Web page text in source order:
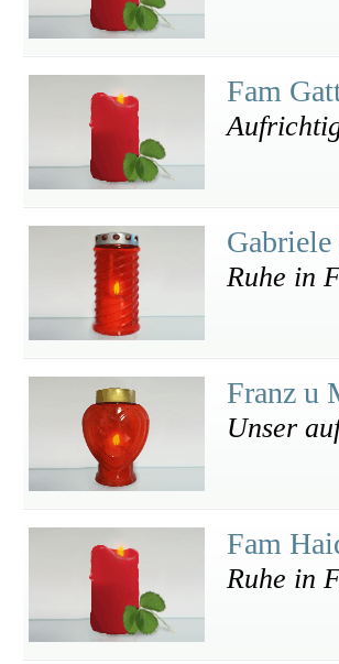
Fam
Gabriele
Ruhe in
Franz u
Unser
Fam
Ruhe in